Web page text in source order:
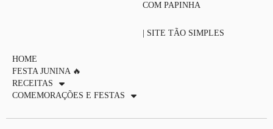
COM PAPINHA
| SITE TÃO SIMPLES
HOME
FESTA JUNINA 🔥
RECEITAS
COMEMORAÇÕES E FESTAS